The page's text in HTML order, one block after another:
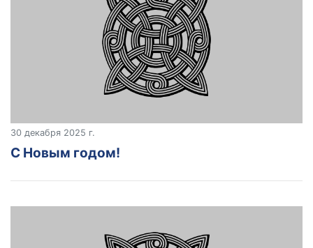
30 декабря 2025 г.
C Новым годом!